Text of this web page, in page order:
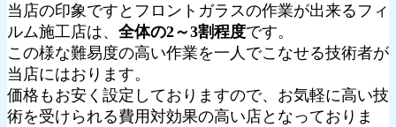
当店の印象ですとフロントガラスの作業が出来るフィ
ルム施工店は、 全体の2～3割程度です。
この様な難易度の高い作業を一人でこなせる技術者が
当店にはおります。
価格もお安く設定しておりますので、お気軽に高い技
術を受けられる費用対効果の高い店となっておりま